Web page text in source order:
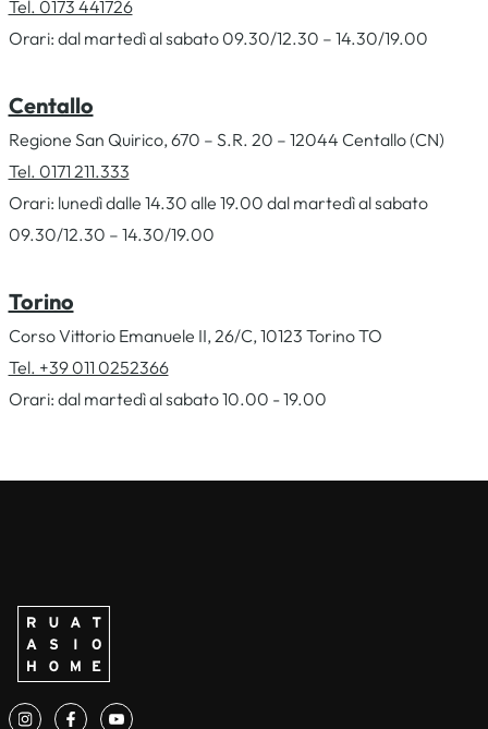
HOME
CATALOGHI
SERVIZI
CONTATTI
NEWS & EVENTI
Tel. 0173 441726
Orari: dal martedì al sabato 09.30/12.30 – 14.30/19.00
Centallo
Regione San Quirico, 670 – S.R. 20 – 12044 Centallo (CN)
Tel. 0171 211.333
Orari: lunedì dalle 14.30 alle 19.00 dal martedì al sabato
09.30/12.30 – 14.30/19.00
Torino
Corso Vittorio Emanuele II, 26/C, 10123 Torino TO
Tel. +39 011 0252366
Orari: dal martedì al sabato 10.00 - 19.00